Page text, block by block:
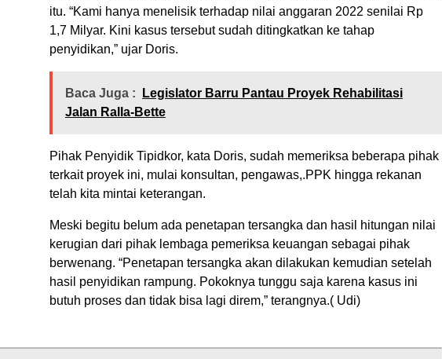
itu. “Kami hanya menelisik terhadap nilai anggaran 2022 senilai Rp
1,7 Milyar. Kini kasus tersebut sudah ditingkatkan ke tahap
penyidikan,” ujar Doris.
Baca Juga :
Legislator Barru Pantau Proyek Rehabilitasi
Jalan Ralla-Bette
Pihak Penyidik Tipidkor, kata Doris, sudah memeriksa beberapa pihak
terkait proyek ini, mulai konsultan, pengawas,.PPK hingga rekanan
telah kita mintai keterangan.
Meski begitu belum ada penetapan tersangka dan hasil hitungan nilai
kerugian dari pihak lembaga pemeriksa keuangan sebagai pihak
berwenang. “Penetapan tersangka akan dilakukan kemudian setelah
hasil penyidikan rampung. Pokoknya tunggu saja karena kasus ini
butuh proses dan tidak bisa lagi direm,” terangnya.( Udi)